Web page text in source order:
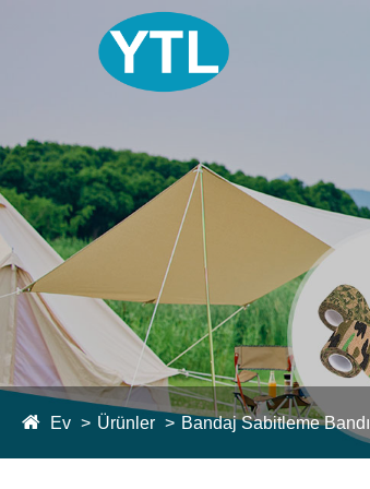
Ev Ürünler Bandaj Sabitleme Bandı